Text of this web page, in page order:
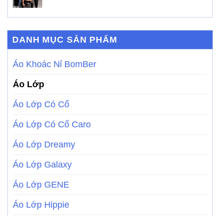
DANH MỤC SẢN PHẨM
Áo Khoác Nỉ BomBer
Áo Lớp
Áo Lớp Có Cổ
Áo Lớp Có Cổ Caro
Áo Lớp Dreamy
Áo Lớp Galaxy
Áo Lớp GENE
Áo Lớp Hippie